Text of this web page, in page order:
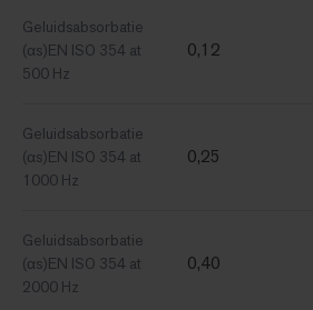
Geluidsabsorbatie
(αs)EN ISO 354 at
500 Hz
0,12
Geluidsabsorbatie
(αs)EN ISO 354 at
1000 Hz
0,25
Geluidsabsorbatie
(αs)EN ISO 354 at
2000 Hz
0,40